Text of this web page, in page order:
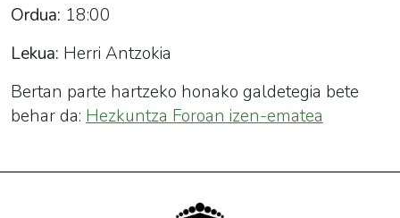
Ordua: 18:00
Lekua: Herri Antzokia
Bertan parte hartzeko honako galdetegia bete
behar da: Hezkuntza Foroan izen-ematea